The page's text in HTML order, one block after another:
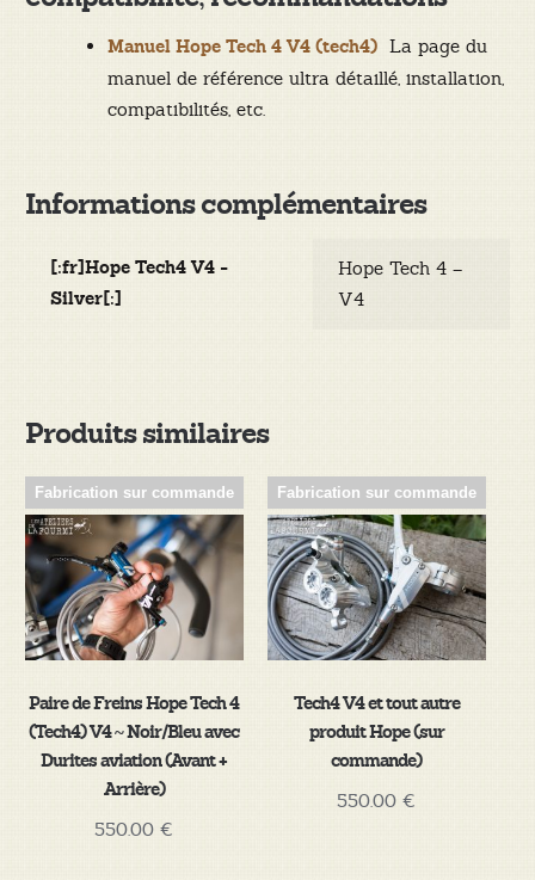
Manuel Hope Tech 4 V4 (tech4) La page du
manuel de référence ultra détaillé, installation,
compatibilités, etc.
Informations complémentaires
[:fr]Hope Tech4 V4 -
Silver[:]
Hope Tech 4 –
V4
Produits similaires
Fabrication sur commande
Paire de Freins Hope Tech 4
(Tech4) V4 ~ Noir/Bleu avec
Durites aviation (Avant +
Arrière)
550.00€
Fabrication sur commande
Tech4 V4 et tout autre
produit Hope (sur
commande)
550.00€